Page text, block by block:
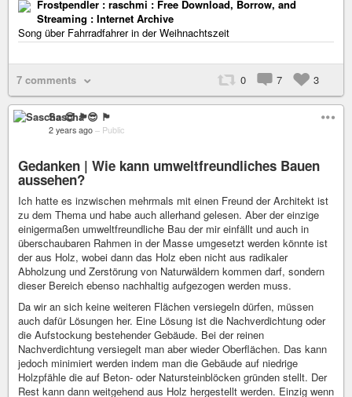
Frostpendler : raschmi : Free Download, Borrow, and
Streaming : Internet Archive
Song über Fahrradfahrer in der Weihnachtszeit
7 comments 0 7 3
Sascha 😎 🏴
2 years ago – Public
Gedanken | Wie kann umweltfreundliches Bauen
aussehen?
Ich hatte es inzwischen mehrmals mit einen Freund der Architekt ist
zu dem Thema und habe auch allerhand gelesen. Aber der einzige
einigermaßen umweltfreundliche Bau der mir einfällt und auch in
überschaubaren Rahmen in der Masse umgesetzt werden könnte ist
der aus Holz, wobei dann das Holz eben nicht aus radikaler
Abholzung und Zerstörung von Naturwäldern kommen darf, sondern
dieser Bereich ebenso nachhaltig aufgezogen werden muss.
Da wir an sich keine weiteren Flächen versiegeln dürfen, müssen
auch dafür Lösungen her. Eine Lösung ist die Nachverdichtung oder
die Aufstockung bestehender Gebäude. Bei der reinen
Nachverdichtung versiegelt man aber wieder Oberflächen. Das kann
jedoch minimiert werden indem man die Gebäude auf niedrige
Holzpfähle die auf Beton- oder Natursteinblöcken gründen stellt. Der
Rest kann dann weitgehend aus Holz hergestellt werden. Einzig wenn